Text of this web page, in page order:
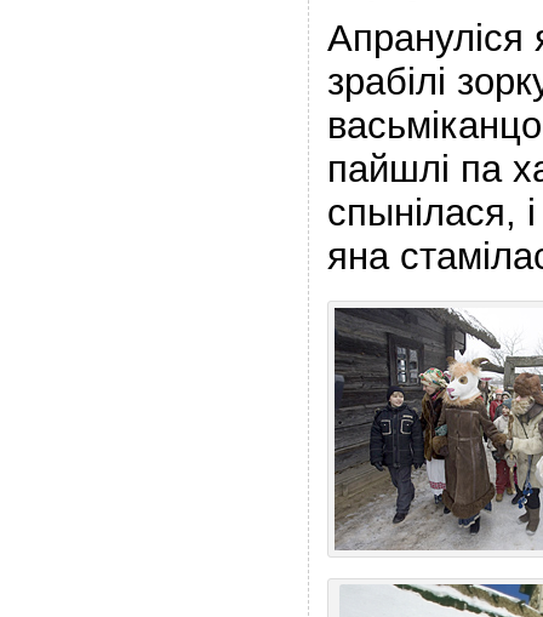
Апрануліся
зрабілі
пайшлі па
спынілася,
яна